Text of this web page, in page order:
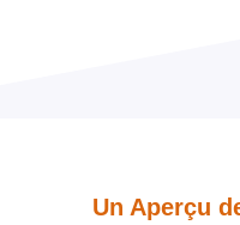
Un Aperçu